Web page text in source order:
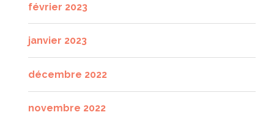
février 2023
janvier 2023
décembre 2022
novembre 2022